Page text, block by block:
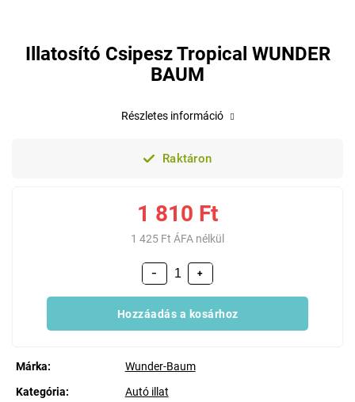
Illatosító Csipesz Tropical WUNDER
BAUM
Raktáron
1 810 Ft
1 425 Ft ÁFA nélkül
+
−
Hozzáadás a kosárhoz
Kategória: Autó illat
Márka: Wunder-Baum
Részletes információ